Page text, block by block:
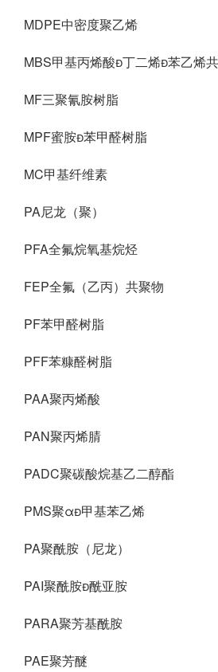
MDPE中密度聚乙烯
MBS甲基丙烯酸丁二烯苯乙烯
MF三聚氰胺树脂
MPF蜜胺苯甲醛树脂
MC甲基纤维素
PA尼龙（聚）
PFA全氟烷氧基烷烃
FEP全氟（乙丙）共聚物
PF苯甲醛树脂
PFF苯糠醛树脂
PAA聚丙烯酸
PAN聚丙烯腈
PADC聚碳酸烷基乙二醇酯
PMS聚α甲基苯乙烯
PA聚酰胺（尼龙）
PAI聚酰胺酰亚胺
PARA聚芳基酰胺
PAE聚芳醚